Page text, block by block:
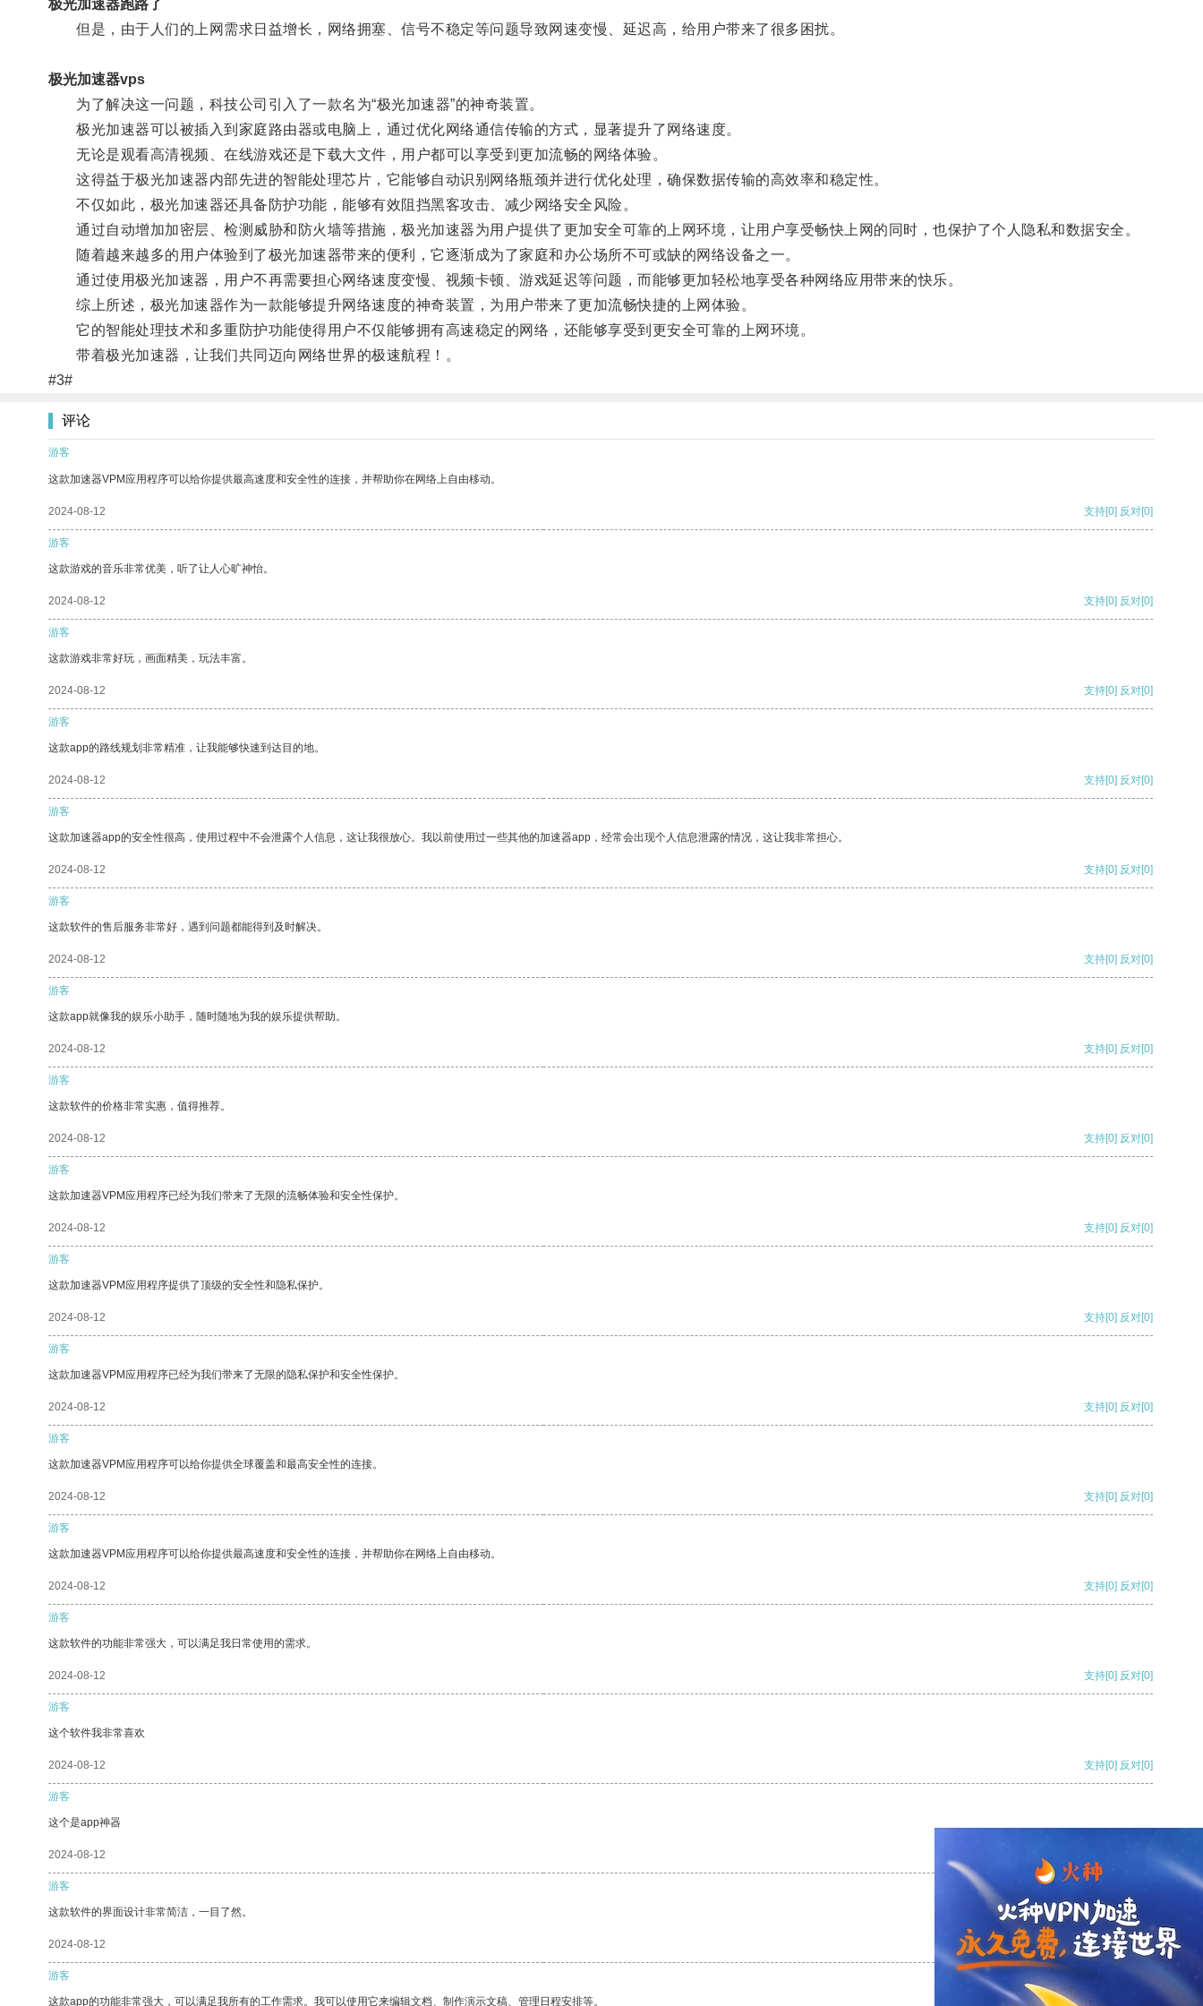
极光加速器跑路了
但是，由于人们的上网需求日益增长，网络拥塞、信号不稳定等问题导致网速变慢、延迟高，给用户带来了很多困扰。
极光加速器vps
为了解决这一问题，科技公司引入了一款名为“极光加速器”的神奇装置。
极光加速器可以被插入到家庭路由器或电脑上，通过优化网络通信传输的方式，显著提升了网络速度。
无论是观看高清视频、在线游戏还是下载大文件，用户都可以享受到更加流畅的网络体验。
这得益于极光加速器内部先进的智能处理芯片，它能够自动识别网络瓶颈并进行优化处理，确保数据传输的高效率和稳定性。
不仅如此，极光加速器还具备防护功能，能够有效阻挡黑客攻击、减少网络安全风险。
通过自动增加加密层、检测威胁和防火墙等措施，极光加速器为用户提供了更加安全可靠的上网环境，让用户享受畅快上网的同时，也保护了个人隐私和数据安全。
随着越来越多的用户体验到了极光加速器带来的便利，它逐渐成为了家庭和办公场所不可或缺的网络设备之一。
通过使用极光加速器，用户不再需要担心网络速度变慢、视频卡顿、游戏延迟等问题，而能够更加轻松地享受各种网络应用带来的快乐。
综上所述，极光加速器作为一款能够提升网络速度的神奇装置，为用户带来了更加流畅快捷的上网体验。
它的智能处理技术和多重防护功能使得用户不仅能够拥有高速稳定的网络，还能够享受到更安全可靠的上网环境。
带着极光加速器，让我们共同迈向网络世界的极速航程！。
#3#
评论
游客
这款加速器VPM应用程序可以给你提供最高速度和安全性的连接，并帮助你在网络上自由移动。
2024-08-12 支持[0] 反对[0]
游客
这款游戏的音乐非常优美，听了让人心旷神怡。
2024-08-12 支持[0] 反对[0]
游客
这款游戏非常好玩，画面精美，玩法丰富。
2024-08-12 支持[0] 反对[0]
游客
这款app的路线规划非常精准，让我能够快速到达目的地。
2024-08-12 支持[0] 反对[0]
游客
这款加速器app的安全性很高，使用过程中不会泄露个人信息，这让我很放心。我以前使用过一些其他的加速器app，经常会出现个人信息泄露的情况，这让我非常担心。
2024-08-12 支持[0] 反对[0]
游客
这款软件的售后服务非常好，遇到问题都能得到及时解决。
2024-08-12 支持[0] 反对[0]
游客
这款app就像我的娱乐小助手，随时随地为我的娱乐提供帮助。
2024-08-12 支持[0] 反对[0]
游客
这款软件的价格非常实惠，值得推荐。
2024-08-12 支持[0] 反对[0]
游客
这款加速器VPM应用程序已经为我们带来了无限的流畅体验和安全性保护。
2024-08-12 支持[0] 反对[0]
游客
这款加速器VPM应用程序提供了顶级的安全性和隐私保护。
2024-08-12 支持[0] 反对[0]
游客
这款加速器VPM应用程序已经为我们带来了无限的隐私保护和安全性保护。
2024-08-12 支持[0] 反对[0]
游客
这款加速器VPM应用程序可以给你提供全球覆盖和最高安全性的连接。
2024-08-12 支持[0] 反对[0]
游客
这款加速器VPM应用程序可以给你提供最高速度和安全性的连接，并帮助你在网络上自由移动。
2024-08-12 支持[0] 反对[0]
游客
这款软件的功能非常强大，可以满足我日常使用的需求。
2024-08-12 支持[0] 反对[0]
游客
这个软件我非常喜欢
2024-08-12 支持[0] 反对[0]
游客
这个是app神器
2024-08-12
游客
这款软件的界面设计非常简洁，一目了然。
2024-08-12 支持 [0] 反对[0]
游客
这款app的功能非常强大，可以满足我所有的工作需求。我可以使用它来编辑文档、制作演示文稿、管理日程安排等。